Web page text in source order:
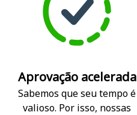
Aprovação acelerada
Sabemos que seu tempo é
valioso. Por isso, nossas